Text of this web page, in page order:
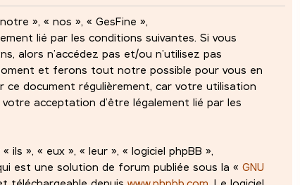
», « nos », « GesFine »,
lié par les conditions suivantes. Si vous
alors n’accédez pas et/ou n’utilisez pas
et ferons tout notre possible pour vous en
document régulièrement, car votre utilisation
acceptation d’être légalement lié par les
», « eux », « leur », « logiciel phpBB »,
est une solution de forum publiée sous la «GNU